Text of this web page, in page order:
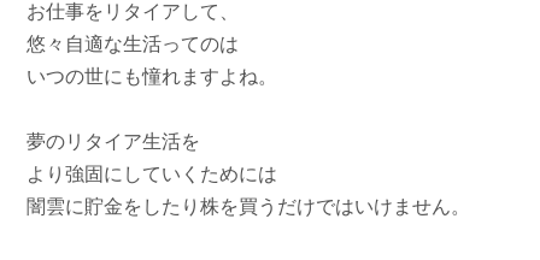
お仕事をリタイアして、
悠々自適な生活ってのは
いつの世にも憧れますよね。
夢のリタイア生活を
より強固にしていくためには
闇雲に貯金をしたり株を買うだけではいけません。